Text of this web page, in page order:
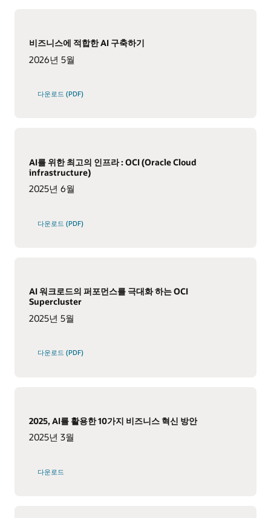
비즈니스에 적합한 AI 구축하기
2026년 5월
다운로드 (PDF)
AI를 위한 최고의 인프라 : OCI (Oracle Cloud
infrastructure)
2025년 6월
다운로드 (PDF)
AI 워크로드의 퍼포먼스를 극대화 하는 OCI
Supercluster
2025년 5월
다운로드 (PDF)
2025, AI를 활용한 10가지 비즈니스 혁신 방안
2025년 3월
다운로드